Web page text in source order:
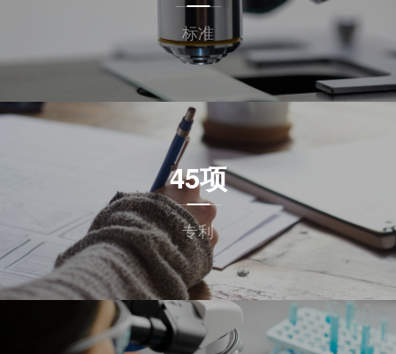
标准
45项
专利